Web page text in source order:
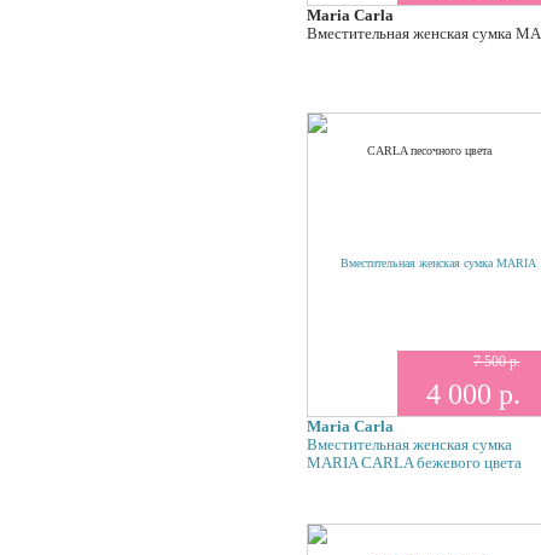
Maria Carla
Вместительная женская сумка
7 500 р.
4 000 р.
Maria Carla
Вместительная женская сумка
MARIA CARLA бежевого цвета